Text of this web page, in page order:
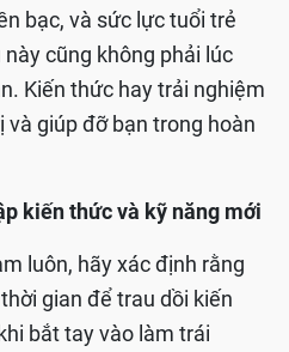
bạc, và sức lực tuổi trẻ
cũng không phải lúc
Kiến thức hay trải nghiệm
và giúp đỡ bạn trong hoàn
kiến thức và kỹ năng mới
luôn, hãy xác định rằng
gian để trau dồi kiến
bắt tay vào làm trái